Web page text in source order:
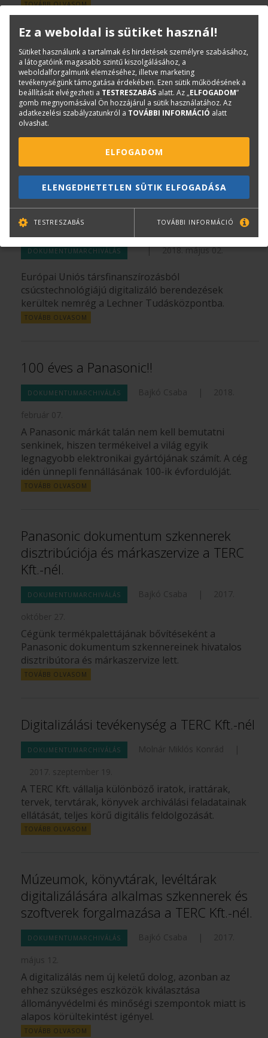
TOVÁBB OLVASOM
Kopóanyagok dokumentum
szkennerekhez
DOKUMENTUMARCHIVÁLÁS Bajko Csaba |
2023.
június 13.
Ne várja meg amíg a szkenner adagolási
problémákat jelez, mindig legyen kéznél tartalék
TOVÁBB OLVASOM
Óriás műtárgyszkenner a Lechnerben
DOKUMENTUMARCHIVÁLÁS | 2018. május 02.
Európai Uniós társfinanszírozásból
csúcstechnológiájú digitalizáló berendezések
kerültek nemrég a Lechner Tudásközpontba.
TOVÁBB OLVASOM
100 éves a Panasonic!!
DOKUMENTUMARCHIVÁLÁS Bajkó Csaba |
2018.
február 07.
A Panasonic márkát talán nem kell bemutatni
senkinek, hiszen termékeivel a világ egyik
legnagyobb elektronikai gyártójának számít. A cég
idén ünnepli fennállásának 100-ik évfordulóját.
TOVÁBB OLVASOM
Panasonic dokumentum szkennerek
disztribúciója és márkaszervize a TERC
Kft.-nél.
DOKUMENTUMARCHIVÁLÁS Bajkó Csaba |
2017.
október 27.
Cégünk termékpalettájának bővítéseként a
Panasonic dokumentum szkennereinek hivatalos
disztribútora és márkaszervize lett.
TOVÁBB OLVASOM
Digitalizálási tevékenység a TERC Kft.-nél
DOKUMENTUMARCHIVÁLÁS Molnár Miklós Konrád
|
2017. szeptember 19.
A TERC Kft. vállalja különböző iratok, irattárak,
tervek, tervtárak, könyvek archiválási feladatainak
ellátását, teljes körű digitális feldolgozását.
TOVÁBB OLVASOM
Múzeumok, könyvtárak, levéltárak
digitalizálására alkalmas szkennerek és
szoftverek forgalmazása a TERC Kft.-nél.
DOKUMENTUMARCHIVÁLÁS Bajkó Csaba |
2017.
május 12.
A digitalizálás nem új keletű dolog, azonban az
ehhez szükséges eszközök kiválasztása
állományvédelmi és minőségi szempontok miatt is
alapos körültekintést igényel.
TOVÁBB OLVASOM
Ez a weboldal is sütiket használ!
Sütiket használunk a tartalmak és hirdetések személyre szabásához,
a látogatóink magasabb szintű kiszolgálásához, a
weboldalforgalmunk elemzéséhez, illetve marketing
tevékenységünk támogatása érdekében. Ezen sütik működésének a
beállítását elvégezheti a TESTRESZABÁS alatt. Az „ELFOGADOM”
gomb megnyomásával Ön hozzájárul a sütik használatához. Az
adatkezelési szabályzatunkról a TOVÁBBI INFORMÁCIÓ alatt
olvashat.
ELFOGADOM
ELENGEDHETETLEN SÜTIK ELFOGADÁSA
TESTRESZABÁS TOVÁBBI INFORMÁCIÓ